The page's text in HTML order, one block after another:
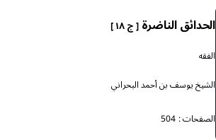
الحدائق الناضرة[ ج ١٨ ]
الفقه
الشيخ يوسف بن أحمد البحراني
الصفحات : 504